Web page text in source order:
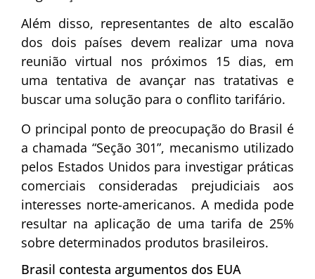
Além disso, representantes de alto escalão
dos dois países devem realizar uma nova
reunião virtual nos próximos 15 dias, em
uma tentativa de avançar nas tratativas e
buscar uma solução para o conflito tarifário.
O principal ponto de preocupação do Brasil é
a chamada “Seção 301”, mecanismo utilizado
pelos Estados Unidos para investigar práticas
comerciais consideradas prejudiciais aos
interesses norte-americanos. A medida pode
resultar na aplicação de uma tarifa de 25%
sobre determinados produtos brasileiros.
Brasil contesta argumentos dos EUA